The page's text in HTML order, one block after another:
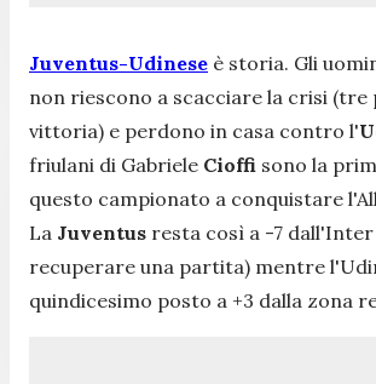
Juventus-Udinese è storia. Gli
non riescono a scacciare la crisi (tre
vittoria) e perdono in casa contro l'
friulani di Gabriele Cioffi sono la
questo campionato a conquistare
La Juventus resta così a -7 dall'Inter
recuperare una partita) mentre
quindicesimo posto a +3 dalla zona